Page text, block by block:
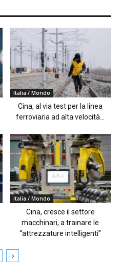
Italia / Mondo
Cina, al via test per la linea
ferroviaria ad alta velocità...
Italia / Mondo
Cina, cresce il settore
macchinari, a trainare le
“attrezzature intelligenti”